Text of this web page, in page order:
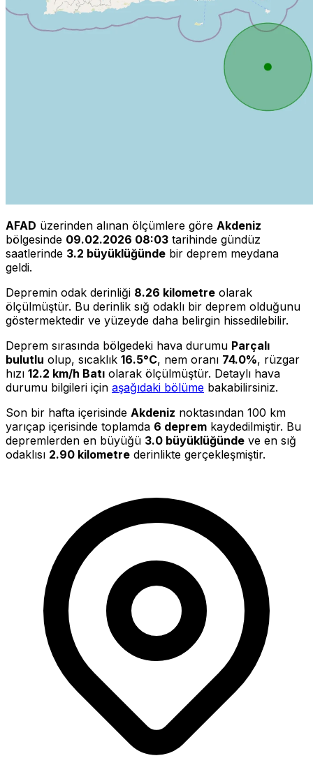
AFAD üzerinden alınan ölçümlere göre Akdeniz
bölgesinde 09.02.2026 08:03 tarihinde gündüz
saatlerinde 3.2 büyüklüğünde bir deprem meydana
geldi.
Depremin odak derinliği 8.26 kilometre olarak
ölçülmüştür. Bu derinlik sığ odaklı bir deprem olduğunu
göstermektedir ve yüzeyde daha belirgin hissedilebilir.
Deprem sırasında bölgedeki hava durumu Parçalı
bulutlu olup, sıcaklık 16.5°C, nem oranı 74.0%, rüzgar
hızı 12.2 km/h Batı olarak ölçülmüştür. Detaylı hava
durumu bilgileri için aşağıdaki bölüme bakabilirsiniz.
Son bir hafta içerisinde Akdeniz noktasından 100 km
yarıçap içerisinde toplamda 6 deprem kaydedilmiştir. Bu
depremlerden en büyüğü 3.0 büyüklüğünde ve en sığ
odaklısı 2.90 kilometre derinlikte gerçekleşmiştir.